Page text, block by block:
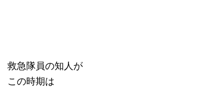
救急隊員の知人が
この時期は